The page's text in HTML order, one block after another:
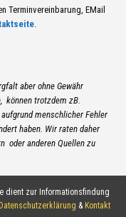
Terminvereinbarung, EMail
.
aber ohne Gewähr
können trotzdem zB.
menschlicher Fehler
haben. Wir raten daher
oder anderen Quellen zu
dient zur Informationsfindung
Datenschutzerklärung & Kontakt